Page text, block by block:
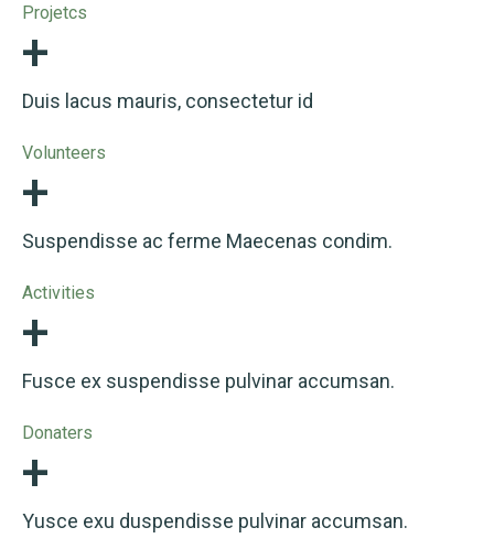
Projetcs
+
Duis lacus mauris, consectetur id
Volunteers
+
Suspendisse ac ferme Maecenas condim.
Activities
+
Fusce ex suspendisse pulvinar accumsan.
Donaters
+
Yusce exu duspendisse pulvinar accumsan.